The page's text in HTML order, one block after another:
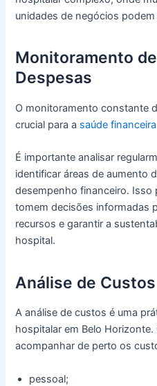
unidades de negócios
Monitoramento
Despesas
O monitoramento constante
crucial para a saúde
É importante analisar
identificar áreas de aumento
desempenho financeiro. Isso
tomem decisões informadas
recursos e garantir a
hospital.
Análise de Custos
A análise de custos é uma
hospitalar em Belo
acompanhar de perto os
pessoal;